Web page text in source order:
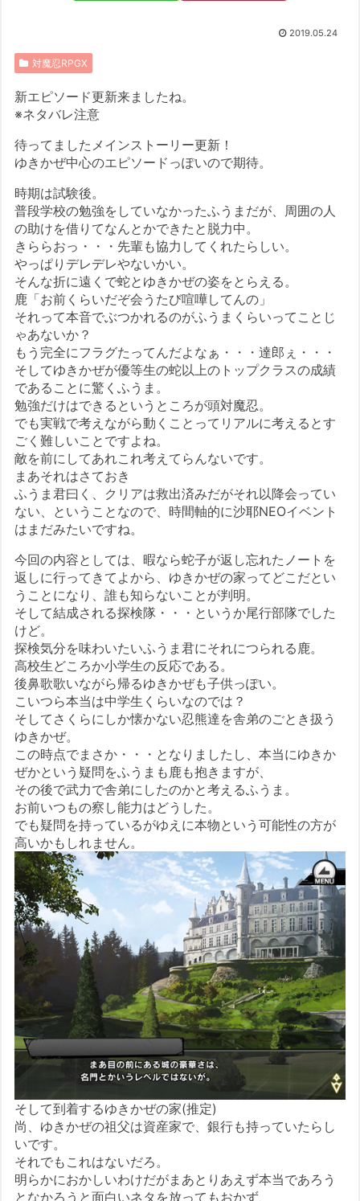
2019.05.24
対魔忍RPGX
新エピソード更新来ましたね。
※ネタバレ注意
待ってましたメインストーリー更新！
ゆきかぜ中心のエピソードっぽいので期待。
時期は試験後。
普段学校の勉強をしていなかったふうまだが、周囲の人
の助けを借りてなんとかできたと脱力中。
きららおっ・・・先輩も協力してくれたらしい。
やっぱりデレデレやないかい。
そんな折に遠くで蛇とゆきかぜの姿をとらえる。
鹿「お前くらいだぞ会うたび喧嘩してんの」
それって本音でぶつかれるのがふうまくらいってことじ
ゃあないか？
もう完全にフラグたってんだよなぁ・・・達郎ぇ・・・
そしてゆきかぜが優等生の蛇以上のトップクラスの成績
であることに驚くふうま。
勉強だけはできるというところが頭対魔忍。
でも実戦で考えながら動くことってリアルに考えるとす
ごく難しいことですよね。
敵を前にしてあれこれ考えてらんないです。
まあそれはさておき
ふうま君曰く、クリアは救出済みだがそれ以降会ってい
ない、ということなので、時間軸的に沙耶NEOイベント
はまだみたいですね。
今回の内容としては、暇なら蛇子が返し忘れたノートを
返しに行ってきてよから、ゆきかぜの家ってどこだとい
うことになり、誰も知らないことが判明。
そして結成される探検隊・・・というか尾行部隊でした
けど。
探検気分を味わいたいふうま君にそれにつられる鹿。
高校生どころか小学生の反応である。
後鼻歌歌いながら帰るゆきかぜも子供っぽい。
こいつら本当は中学生くらいなのでは？
そしてさくらにしか懐かない忍熊達を舎弟のごとき扱う
ゆきかぜ。
この時点でまさか・・・となりましたし、本当にゆきか
ぜかという疑問をふうまも鹿も抱きますが、
その後で武力で舎弟にしたのかと考えるふうま。
お前いつもの察し能力はどうした。
でも疑問を持っているがゆえに本物という可能性の方が
高いかもしれません。
そして到着するゆきかぜの家(推定)
尚、ゆきかぜの祖父は資産家で、銀行も持っていたらし
いです。
それでもこれはないだろ。
明らかにおかしいわけだがまあとりあえず本当であろう
となかろうと面白いネタを放ってもおかず、